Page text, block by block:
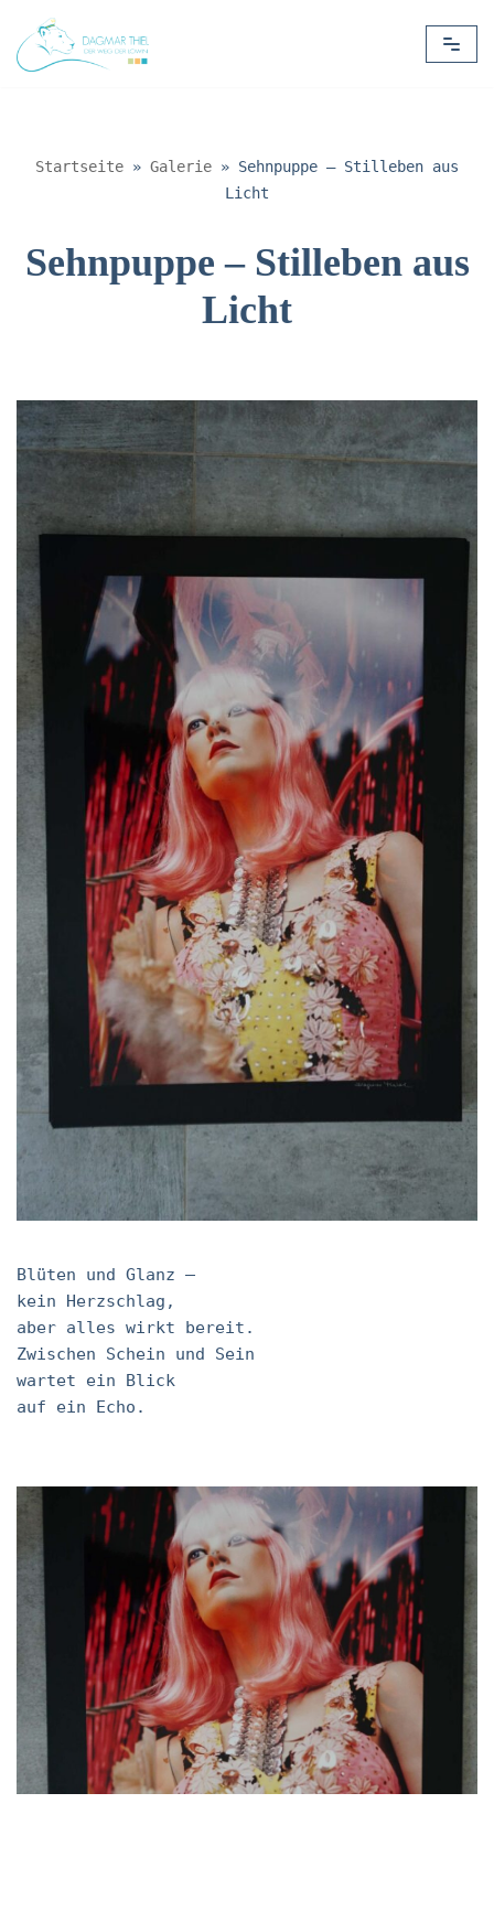
Zum
Startseite » Galerie » Sehnpuppe – Stilleben aus
Licht
Sehnpuppe – Stilleben aus
Licht
Blüten und Glanz –
kein Herzschlag,
aber alles wirkt bereit.
Zwischen Schein und Sein
wartet ein Blick
auf ein Echo.